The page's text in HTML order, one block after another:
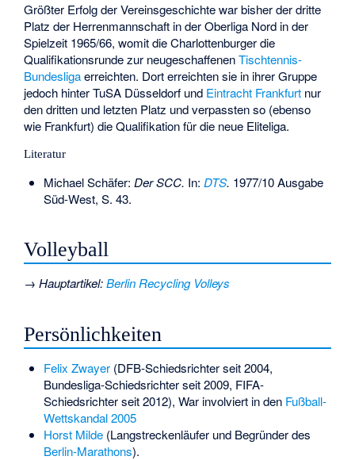
Größter Erfolg der Vereinsgeschichte war bisher der dritte
Platz der Herrenmannschaft in der Oberliga Nord in der
Spielzeit 1965/66, womit die Charlottenburger die
Qualifikationsrunde zur neugeschaffenenTischtennis-
Bundesligaerreichten. Dort erreichten sie in ihrer Gruppe
jedoch hinterTuSA Düsseldorf und Eintracht Frankfurt nur
den dritten und letzten Platz und verpassten so (ebenso
wie Frankfurt) die Qualifikation für die neue Eliteliga.
Literatur
Michael Schäfer: Der SCC. In: DTS. 1977/10 Ausgabe
Süd-West, S. 43.
Volleyball
→Hauptartikel:Berlin Recycling Volleys
Persönlichkeiten
Felix Zwayer(DFB-Schiedsrichter seit 2004,
Bundesliga-Schiedsrichter seit 2009, FIFA-
Schiedsrichter seit 2012), War involviert in den Fußball-
Wettskandal 2005
Horst Milde(Langstreckenläufer und Begründer des
Berlin-Marathons).